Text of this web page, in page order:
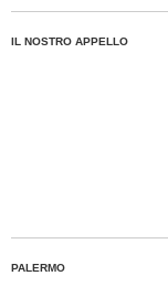
IL NOSTRO APPELLO
PALERMO